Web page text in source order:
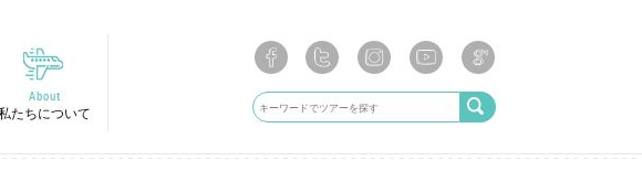
About
たちについて